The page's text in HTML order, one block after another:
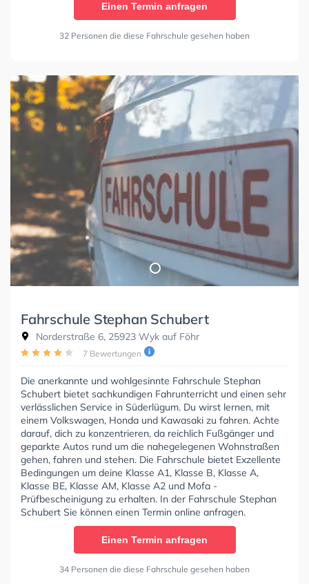
Einen Termin anfragen
32 Personen die diese Fahrschule gesehen haben
Fahrschule Stephan Schubert
Norderstraße 6, 25923 Wyk auf Föhr
7 Bewertungen
Die anerkannte und wohlgesinnte Fahrschule Stephan
Schubert bietet sachkundigen Fahrunterricht und einen sehr
verlässlichen Service in Süderlügum. Du wirst lernen, mit
einem Volkswagen, Honda und Kawasaki zu fahren. Achte
darauf, dich zu konzentrieren, da reichlich Fußgänger und
geparkte Autos rund um die nahegelegenen Wohnstraßen
gehen, fahren und stehen. Die Fahrschule bietet Exzellente
Bedingungen um deine Klasse A1, Klasse B, Klasse A,
Klasse BE, Klasse AM, Klasse A2 und Mofa -
Prüfbescheinigung zu erhalten. In der Fahrschule Stephan
Schubert Sie können einen Termin online anfragen.
Einen Termin anfragen
34 Personen die diese Fahrschule gesehen haben